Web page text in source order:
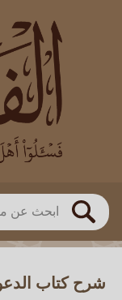
بحث
بن باز
اللجنة الدائمة
شرح كتاب